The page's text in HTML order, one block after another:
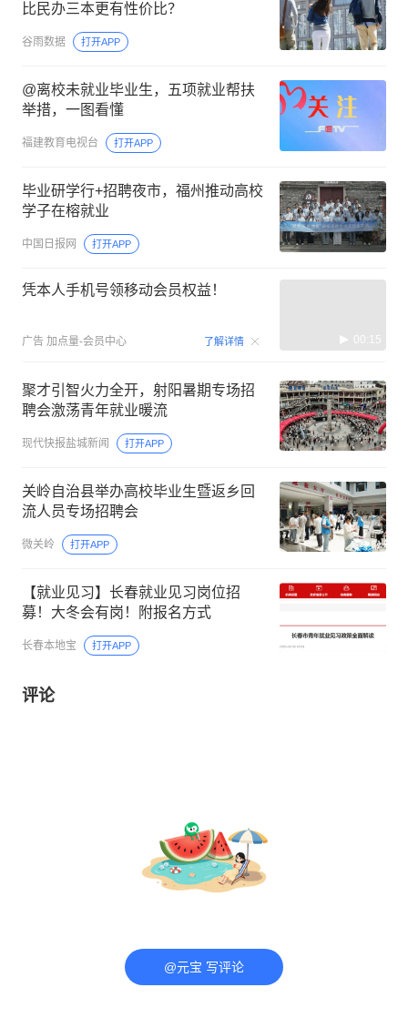
比民办三本更有性价比？
谷雨数据 打开APP
@离校未就业毕业生，五项就业帮扶
举措，一图看懂
福建教育电视台 打开APP
毕业研学行+招聘夜市，福州推动高校
学子在榕就业
中国日报网 打开APP
凭本人手机号领移动会员权益！
广告 加点量-会员中心 了解详情 00:15
聚才引智火力全开，射阳暑期专场招
聘会激荡青年就业暖流
现代快报盐城新闻 打开APP
关岭自治县举办高校毕业生暨返乡回
流人员专场招聘会
微关岭 打开APP
【就业见习】长春就业见习岗位招
募！大冬会有岗！附报名方式
长春本地宝 打开APP
评论
@元宝 写评论